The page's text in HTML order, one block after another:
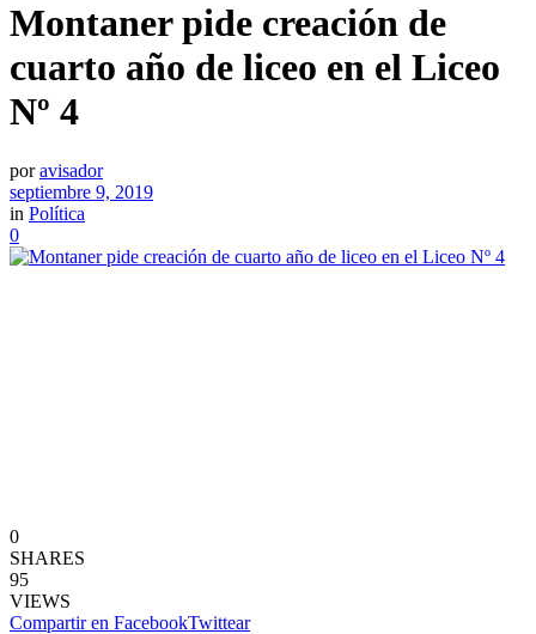
Montaner pide creación de
cuarto año de liceo en el Liceo
Nº 4
por avisador
septiembre 9, 2019
in Política
0
0
SHARES
95
VIEWS
Compartir en FacebookTwittear